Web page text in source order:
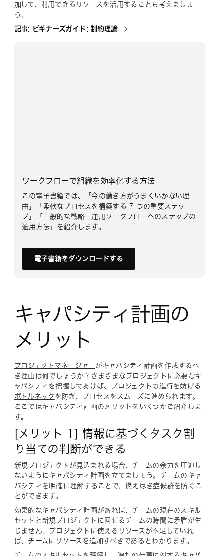
加して、利用できるリソースを活用することも考えましょ
う。
記事: ビギナーズガイド: 制約理論
ワークフローで組織を効率化する方法
この電子書籍では、「今の働き方がうまくいかない理
由」「柔軟なプロセスを構築する 7 つの重要ステッ
プ」「一般的な戦略・運用ワークフローへのステップの
適用方法」を紹介します。
電子書籍をダウンロードする
キャパシティ計画の
メリット
プロジェクトマネージャーがキャパシティ計画を作成するべ
き理由は何でしょうか？さまざまなプロジェクトに必要なキ
ャパシティを把握しておけば、プロジェクトの進行を妨げる
ボトルネック を防ぎ、プロセスをスムーズに進められます。
ここではキャパシティ計画のメリットをいくつかご紹介しま
す。
[メリット 1] 情報に基づくタスク割
り当ての判断ができる
新規プロジェクトが見込まれる場合、チームの余力を圧迫し
ないようにキャパシティ計画を立てましょう。チームのキャ
パシティを明確に理解することで、燃え尽き症候群を防ぐこ
とができます。
効果的なキャパシティ計画があれば、チームの現在のスキル
セットと新規プロジェクトに回せるチームの時間に矛盾が生
じません。プロジェクトに使えるリソースが不足していれ
ば、チームにリソースを追加すべきであるとわかります。